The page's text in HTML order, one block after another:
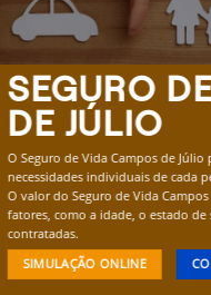
SEGURO
DE JÚLIO
O Seguro de Vida Campos de
necessidades individuais de cada
O valor do Seguro de Vida
fatores, como a idade, o estado
contratadas.
SIMULAÇÃO ONLINE